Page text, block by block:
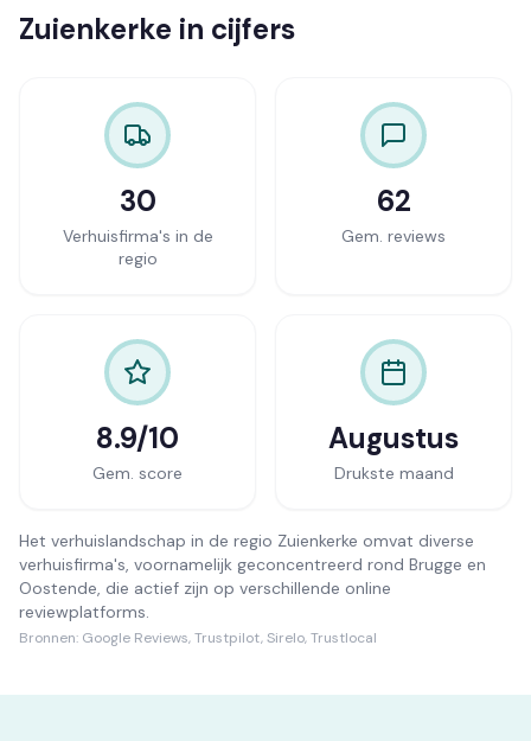
Zuienkerke in cijfers
30
Verhuisfirma's in de
regio
62
Gem. reviews
8.9/10
Gem. score
Augustus
Drukste maand
Het verhuislandschap in de regio Zuienkerke omvat diverse
verhuisfirma's, voornamelijk geconcentreerd rond Brugge en
Oostende, die actief zijn op verschillende online
reviewplatforms.
Bronnen: Google Reviews, Trustpilot, Sirelo, Trustlocal